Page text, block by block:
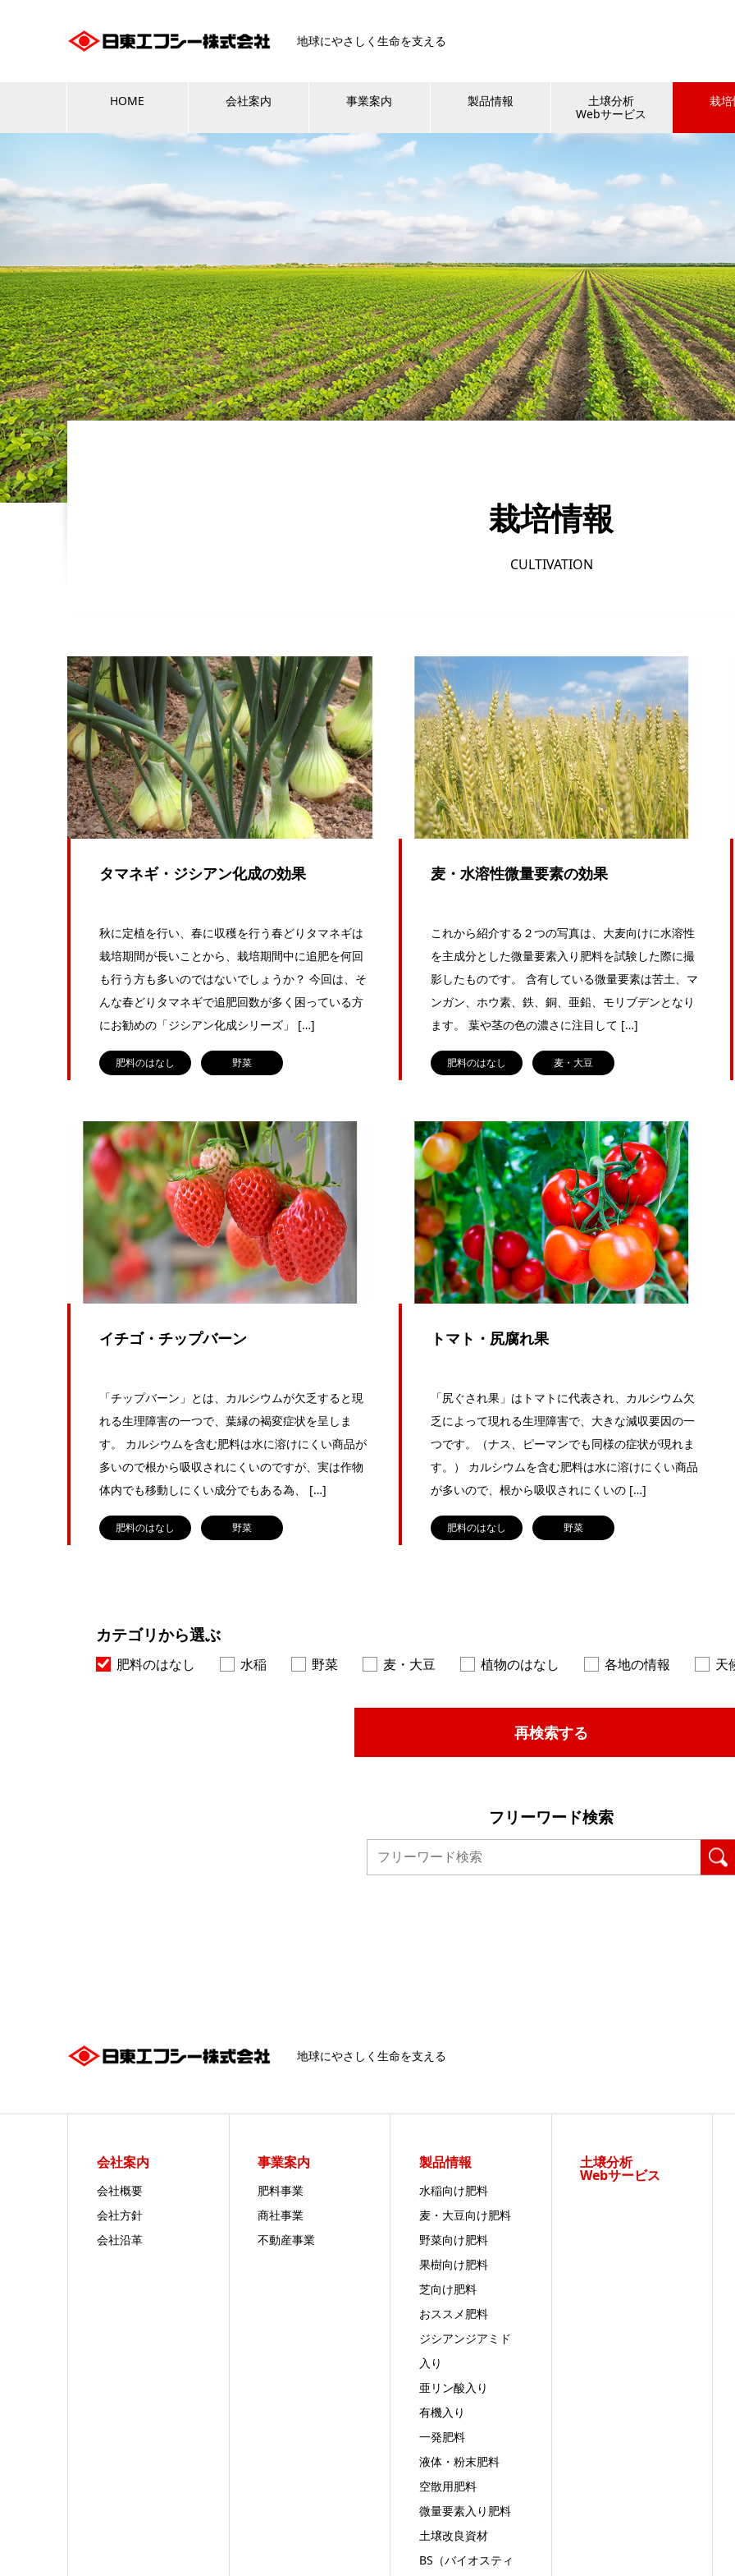
地球にやさしく生命を支える
HOME 会社案内 事業案内 製品情報
土壌分析
Webサービス
栽
栽培情報
CULTIVATION
タマネギ・ジシアン化成の効果
秋に定植を行い、春に収穫を行う春どりタマネギは
栽培期間が長いことから、栽培期間中に追肥を何回
も行う方も多いのではないでしょうか？ 今回は、そ
んな春どりタマネギで追肥回数が多く困っている方
にお勧めの「ジシアン化成シリーズ」 […]
肥料のはなし 野菜
麦・水溶性微量要素の効果
これから紹介する２つの写真は、大麦向けに水溶性
を主成分とした微量要素入り肥料を試験した際に撮
影したものです。 含有している微量要素は苦土、マ
ンガン、ホウ素、鉄、銅、亜鉛、モリブデンとなり
ます。 葉や茎の色の濃さに注目して […]
肥料のはなし 麦・大豆
イチゴ・チップバーン
「チップバーン」とは、カルシウムが欠乏すると現
れる生理障害の一つで、葉縁の褐変症状を呈しま
す。 カルシウムを含む肥料は水に溶けにくい商品が
多いので根から吸収されにくいのですが、実は作物
体内でも移動しにくい成分でもある為、 […]
肥料のはなし 野菜
トマト・尻腐れ果
「尻ぐされ果」はトマトに代表され、カルシウム欠
乏によって現れる生理障害で、大きな減収要因の一
つです。（ナス、ピーマンでも同様の症状が現れま
す。） カルシウムを含む肥料は水に溶けにくい商品
が多いので、根から吸収されにくいの […]
肥料のはなし 野菜
カテゴリから選ぶ
肥料のはなし 水稲 野菜 麦・大豆 植物のはなし 各地の情報 天
再検索する
フリーワード検索
地球にやさしく生命を支える
会社案内
会社概要
会社方針
会社沿革
事業案内
肥料事業
商社事業
不動産事業
製品情報
水稲向け肥料
麦・大豆向け肥料
野菜向け肥料
果樹向け肥料
芝向け肥料
おススメ肥料
ジシアンジアミド
入り
亜リン酸入り
有機入り
一発肥料
液体・粉末肥料
空散用肥料
微量要素入り肥料
土壌改良資材
BS（バイオスティ
土壌分析
Webサービス